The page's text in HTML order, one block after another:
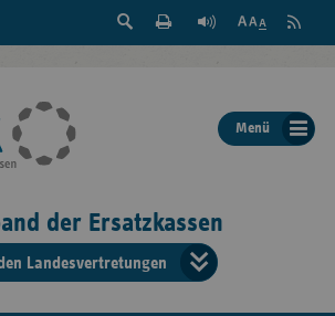
Suche
der
Seite
Feed
Menü
der Ersatzkassen
Landesvertretungen
der